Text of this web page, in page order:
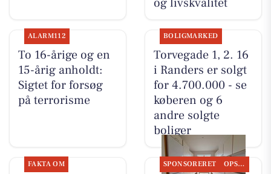
ALARM112
To 16-årige og en
15-årig anholdt:
Sigtet for forsøg
på terrorisme
BOLIGMARKED
Torvegade 1, 2. 16
i Randers er solgt
for 4.700.000 - se
køberen og 6
andre solgte
boliger
FAKTA OM SPONSORERET OPSLAGSTAVLEN